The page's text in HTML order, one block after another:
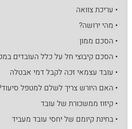
• עריכת צוואה
• מהי ירושה?
• הסכם ממון
• הסכם קיבוצי חל על כלל העובדים
• עובד עצמאי זכה לקבל דמי אבטלה
• האם היורש צריך לשלם למטפל
• קיזוז ממשכורת של עובד
• בחינת קיומם של יחסי עובד מעביד